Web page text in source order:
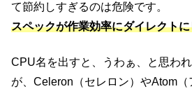
て節約しすぎるのは危険です。
スペックが作業効率にダイレクト
CPU名を出すと、うわぁ、と思わ
が、Celeron（セレロン）やAtom（